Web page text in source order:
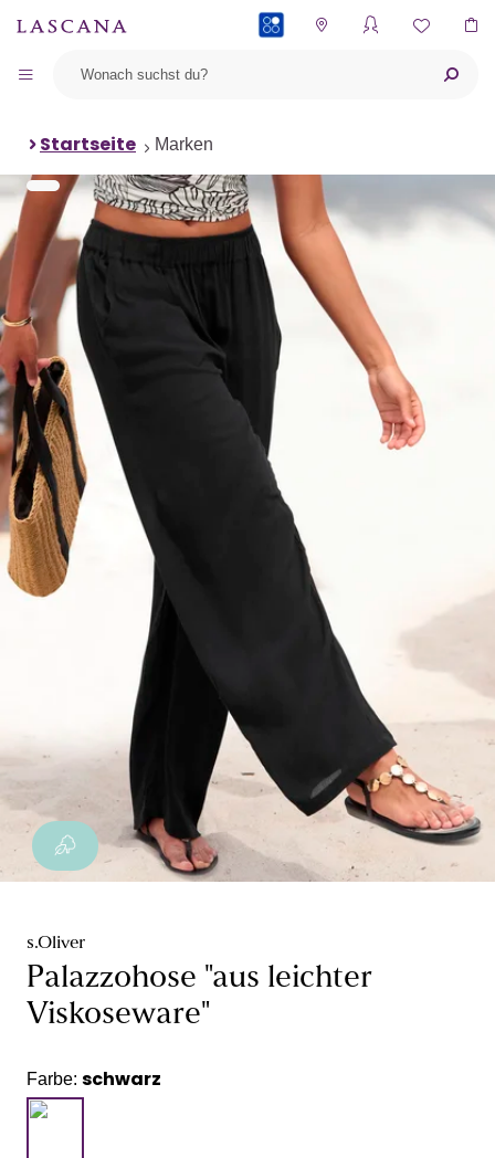
Startseite Marken
s.Oliver
Palazzohose "aus leichter
Viskoseware"
Farbe: schwarz